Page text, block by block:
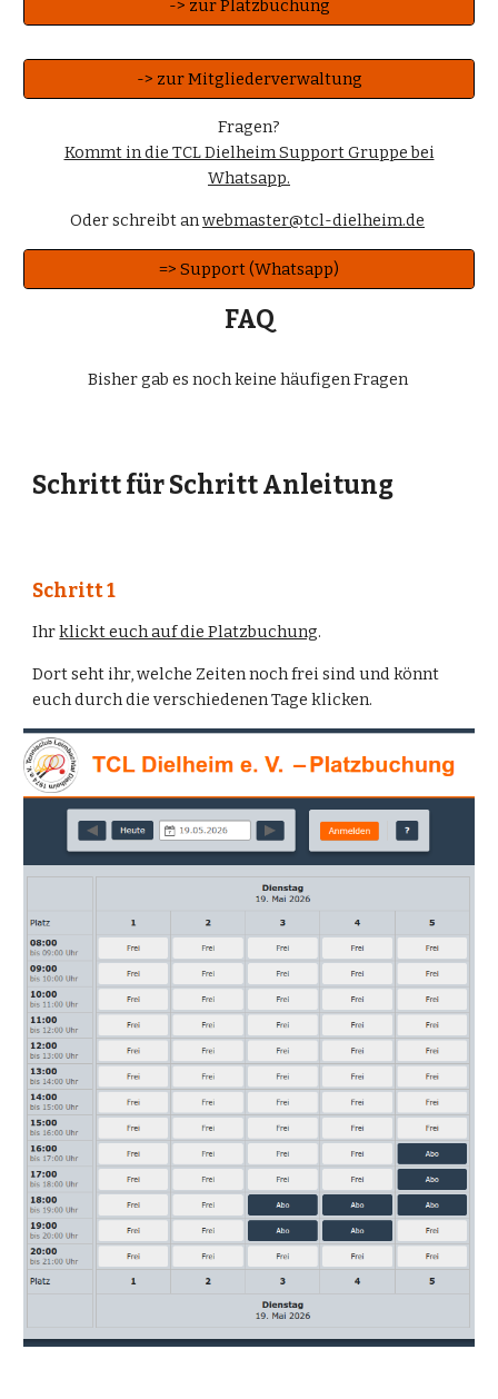
-> zur Platzbuchung
-> zur Mitgliederverwaltung
Fragen?
Kommt in die TCL Dielheim Support Gruppe bei
Whatsapp.
Oder schreibt anwebmaster@tcl-dielheim.de
=> Support (Whatsapp)
FAQ
Bisher gab es noch keine häufigen Fragen
Schritt für Schritt Anleitung
Schritt 1
Ihrklickt euch auf die Platzbuchung.
Dort seht ihr, welche Zeiten noch frei sind und könnt
euch durch die verschiedenen Tage klicken.